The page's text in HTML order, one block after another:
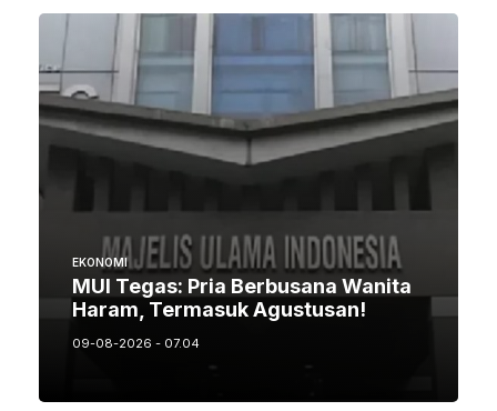
EKONOMI
MUI Tegas: Pria Berbusana Wanita
Haram, Termasuk Agustusan!
09-08-2026 - 07.04